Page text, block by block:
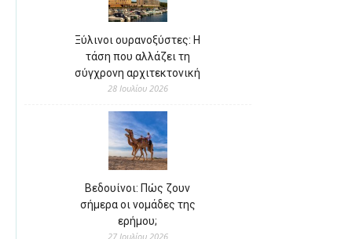
Ξύλινοι ουρανοξύστες: Η
τάση που αλλάζει τη
σύγχρονη αρχιτεκτονική
28 Ιουλίου 2026
Βεδουίνοι: Πώς ζουν
σήμερα οι νομάδες της
ερήμου;
27 Ιουλίου 2026